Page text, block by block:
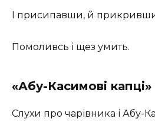
І присипавши, й
Помоливсь і щез умить.
«Абу-Касимові
Слухи про чарівника і Абу-